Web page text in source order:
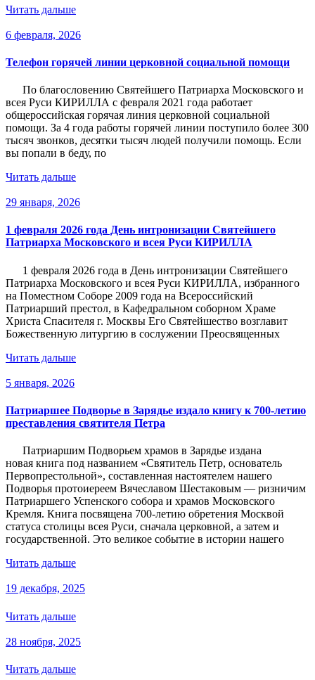
Читать дальше
6 февраля, 2026
Телефон горячей линии церковной социальной помощи
По благословению Святейшего Патриарха Московского и
всея Руси КИРИЛЛА с февраля 2021 года работает
общероссийская горячая линия церковной социальной
помощи. За 4 года работы горячей линии поступило более 300
тысяч звонков, десятки тысяч людей получили помощь. Если
вы попали в беду, по
Читать дальше
29 января, 2026
1 февраля 2026 года День интронизации Святейшего
Патриарха Московского и всея Руси КИРИЛЛА
1 февраля 2026 года в День интронизации Святейшего
Патриарха Московского и всея Руси КИРИЛЛА, избранного
на Поместном Соборе 2009 года на Всероссийский
Патриарший престол, в Кафедральном соборном Храме
Христа Спасителя г. Москвы Его Святейшество возглавит
Божественную литургию в сослужении Преосвященных
Читать дальше
5 января, 2026
Патриаршее Подворье в Зарядье издало книгу к 700-летию
преставления святителя Петра
Патриаршим Подворьем храмов в Зарядье издана
новая книга под названием «Святитель Петр, основатель
Первопрестольной», составленная настоятелем нашего
Подворья протоиереем Вячеславом Шестаковым — ризничим
Патриаршего Успенского собора и храмов Московского
Кремля. Книга посвящена 700-летию обретения Москвой
статуса столицы всея Руси, сначала церковной, а затем и
государственной. Это великое событие в истории нашего
Читать дальше
19 декабря, 2025
Читать дальше
28 ноября, 2025
Читать дальше